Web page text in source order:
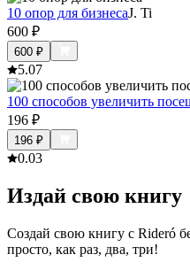
10 опор для бизнесаJ. Ti
600 ₽
600 ₽
5.07
100 способов увеличить
196 ₽
196 ₽
0.03
Издай свою книгу
Создай свою книгу с Rideró
просто, как раз, два, три!